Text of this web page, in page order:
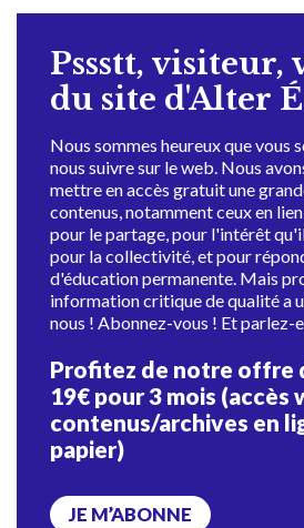
Pssstt, visiteur,
du site d'Alter
Nous sommes heureux que vous
nous suivre sur le web. Nous
mettre en accès gratuit une
contenus, notamment ceux en
pour le partage, pour l'intérêt
pour la collectivité, et pour
d'éducation permanente. Mais
information critique de qualité a
nous ! Abonnez-vous ! Et parlez-
Profitez de notre offre
19€ pour 3 mois (accès
contenus/archives en
papier)
JE M’ABONNE